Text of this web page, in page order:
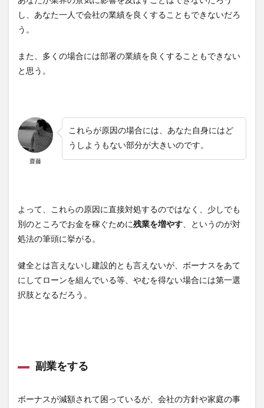
し、あなた一人で会社の業績を良くすることもできないだろ
う。
また、多くの場合には部署の業績を良くすることもできない
と思う。
齋藤
これらが原因の場合には、あなた自身にはど
うしようもない部分が大きいのです。
よって、これらの原因に直接対処するのではなく、少しでも
別のところでお金を稼ぐために残業を増やす、というのが対
処法の筆頭に挙がる。
健全とは言えないし建設的とも言えないが、ボーナスをあて
にしてローンを組んでいる等、やむを得ない場合には第一選
択肢となるだろう。
副業をする
ボーナスが減額されて困っているが、会社の方針や家庭の事